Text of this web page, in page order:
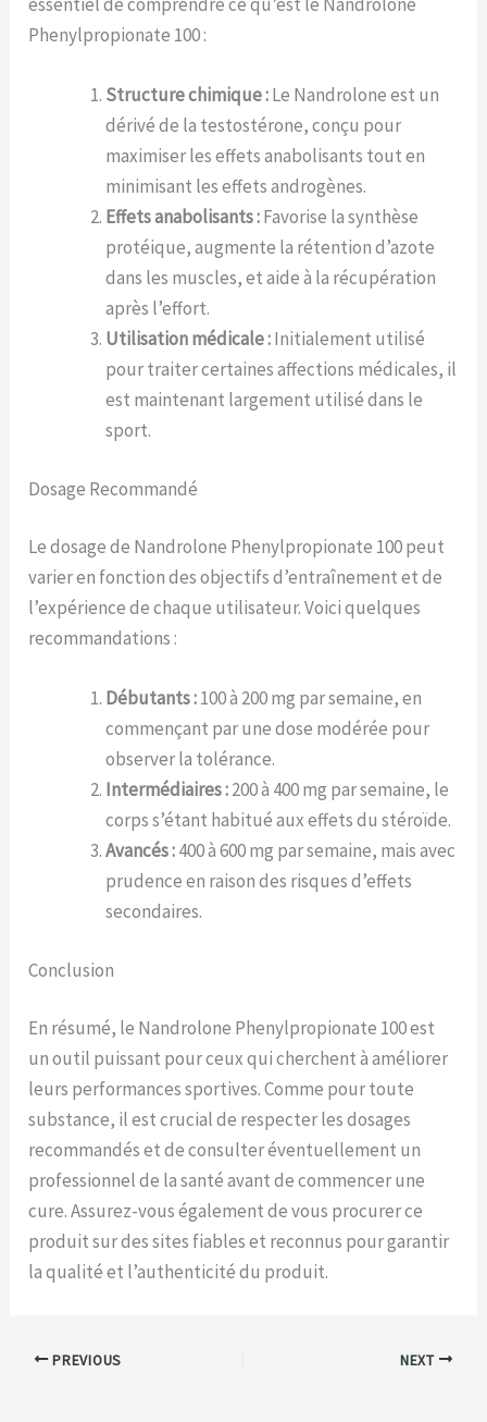
Phenylpropionate 100 :
Structure chimique :Le Nandrolone est un
dérivé de la testostérone, conçu pour
maximiser les effets anabolisants tout en
minimisant les effets androgènes.
Effets anabolisants :Favorise la synthèse
protéique, augmente la rétention d’azote
dans les muscles, et aide à la récupération
après l’effort.
Utilisation médicale :Initialement utilisé
pour traiter certaines affections médicales, il
est maintenant largement utilisé dans le
sport.
Dosage Recommandé
Le dosage de Nandrolone Phenylpropionate 100 peut
varier en fonction des objectifs d’entraînement et de
l’expérience de chaque utilisateur. Voici quelques
recommandations :
Débutants :100 à 200 mg par semaine, en
commençant par une dose modérée pour
observer la tolérance.
Intermédiaires :200 à 400 mg par semaine, le
corps s’étant habitué aux effets du stéroïde.
Avancés :400 à 600 mg par semaine, mais avec
prudence en raison des risques d’effets
secondaires.
Conclusion
En résumé, le Nandrolone Phenylpropionate 100 est
un outil puissant pour ceux qui cherchent à améliorer
leurs performances sportives. Comme pour toute
substance, il est crucial de respecter les dosages
recommandés et de consulter éventuellement un
professionnel de la santé avant de commencer une
cure. Assurez-vous également de vous procurer ce
produit sur des sites fiables et reconnus pour garantir
la qualité et l’authenticité du produit.
PREVIOUS NEXT